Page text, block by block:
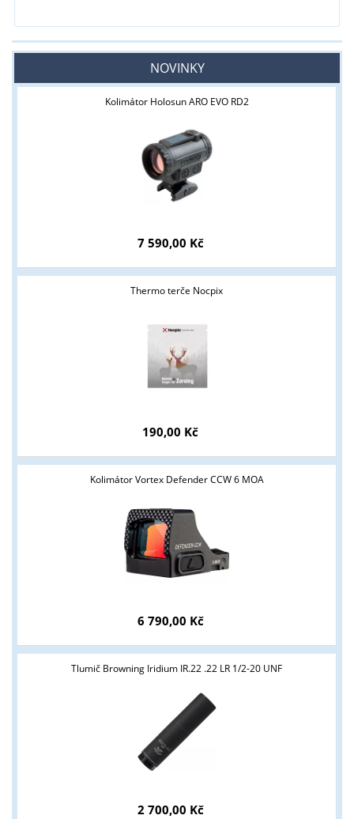
NOVINKY
Kolimátor Holosun ARO EVO RD2
7 590,00 Kč
Thermo terče Nocpix
190,00 Kč
Kolimátor Vortex Defender CCW 6 MOA
6 790,00 Kč
Tlumič Browning Iridium IR.22 .22 LR 1/2-20 UNF
2 700,00 Kč
Tyto stránky jsou určeny pouze odborné veřejnosti od 18 let a
ANO NE